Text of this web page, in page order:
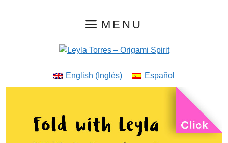
MENU
English ( Inglés) Español